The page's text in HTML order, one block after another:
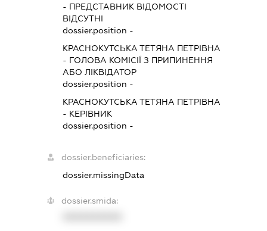
- ПРЕДСТАВНИК ВІДОМОСТІ
ВІДСУТНІ
dossier.position -
КРАСНОКУТСЬКА ТЕТЯНА ПЕТРІВНА
- ГОЛОВА КОМІСІЇ З ПРИПИНЕННЯ
АБО ЛІКВІДАТОР
dossier.position -
КРАСНОКУТСЬКА ТЕТЯНА ПЕТРІВНА
- КЕРІВНИК
dossier.position -
dossier.beneficiaries:
dossier.missingData
dossier.smida: